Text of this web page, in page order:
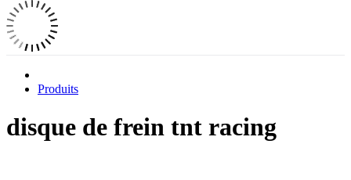
Produits
disque de frein tnt racing